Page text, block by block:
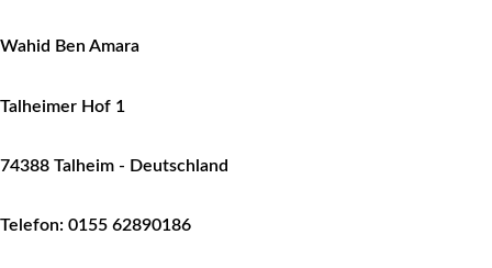
Wahid Ben Amara
Talheimer Hof 1
74388 Talheim - Deutschland
Telefon: 0155 62890186